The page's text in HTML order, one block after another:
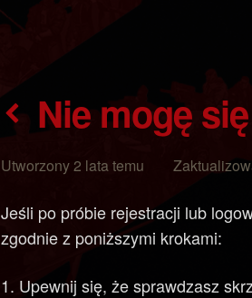
Nie mogę
Utworzony 2 lata temu
Jeśli po próbie rejestracji lub
zgodnie z poniższymi krokami:
Upewnij się, że sprawdzasz